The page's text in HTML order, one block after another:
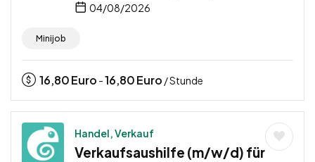
04/08/2026
Minijob
16,80Euro -16,80Euro / Stunde
Handel, Verkauf
Verkaufsaushilfe (m/w/d) für